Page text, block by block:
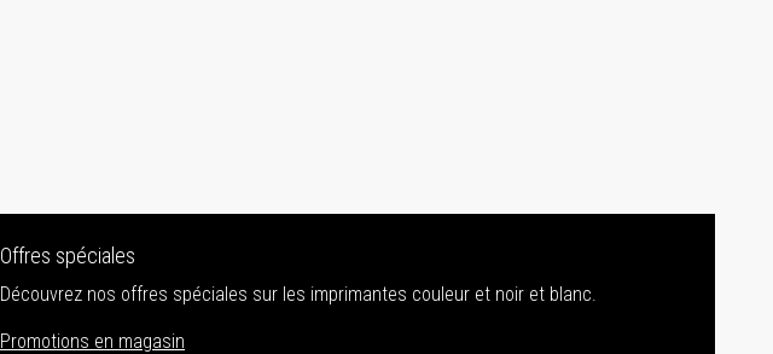
Offres spéciales
Découvrez nos offres spéciales sur les imprimantes couleur et noir et blanc.
Promotions en magasin